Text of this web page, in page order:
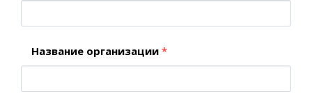
Название организации *